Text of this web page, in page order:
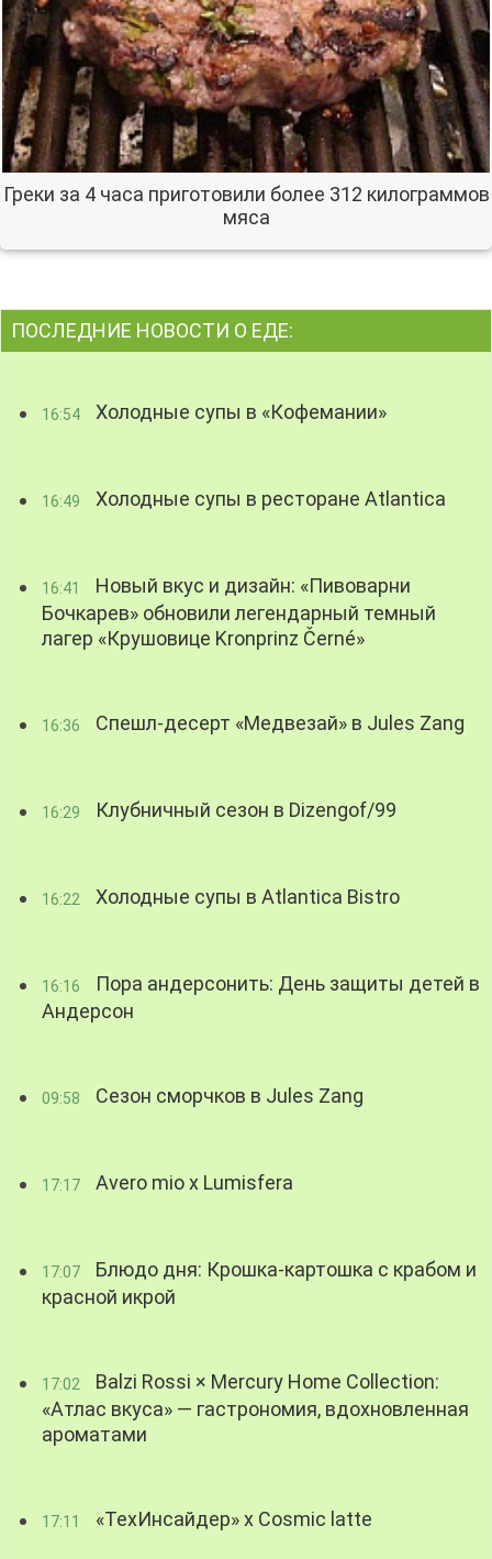
Греки за 4 часа приготовили более 312 килограммов
мяса
ПОСЛЕДНИЕ НОВОСТИ О ЕДЕ:
16:54 Холодные супы в «Кофемании»
16:49 Холодные супы в ресторане Atlantica
16:41
Новый вкус и дизайн: «Пивоварни
Бочкарев» обновили легендарный темный
лагер «Крушовице Kronprinz Černé»
16:36 Спешл-десерт «Медвезай» в Jules Zang
16:29 Клубничный сезон в Dizengof/99
16:22 Холодные супы в Atlantica Bistro
16:16
Пора андерсонить: День защиты детей в
Андерсон
09:58 Сезон сморчков в Jules Zang
17:17 Avero mio x Lumisfera
17:07
Блюдо дня: Крошка-картошка с крабом и
красной икрой
17:02
Balzi Rossi × Mercury Home Collection:
«Атлас вкуса» — гастрономия, вдохновленная
ароматами
17:11 «ТехИнсайдер» х Cosmic latte